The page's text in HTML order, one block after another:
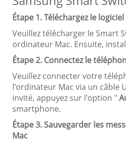
Étape 1. Téléchargez le logiciel
Veuillez télécharger le Smart
ordinateur Mac. Ensuite,
Étape 2. Connectez le
Veuillez connecter votre
l'ordinateur Mac via un câble
invité, appuyez sur l'option "
smartphone.
Étape 3. Sauvegarder les
Mac